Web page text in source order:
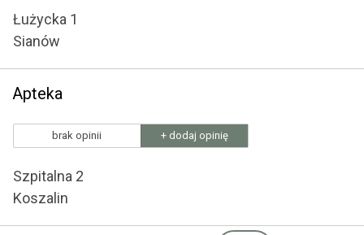
Łużycka 1
Sianów
Apteka
brak opinii + dodaj opinię
Szpitalna 2
Koszalin